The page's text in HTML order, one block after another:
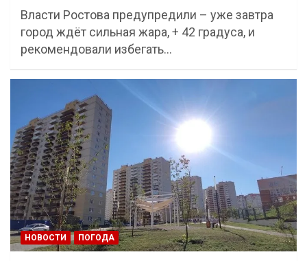
Власти Ростова предупредили – уже завтра
город ждёт сильная жара, + 42 градуса, и
рекомендовали избегать…
НОВОСТИ ПОГОДА